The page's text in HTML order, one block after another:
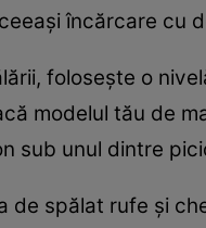
încărcare cu
foloseşte o
modelul tău de
sub unul dintre
spălat rufe şi